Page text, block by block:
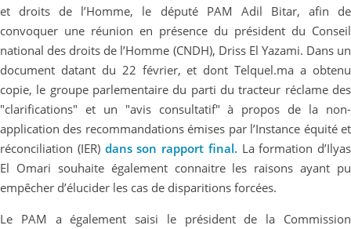
et droits de l’Homme, le député PAM Adil Bitar, afin de
convoquer une réunion en présence du président du Conseil
national des droits de l’Homme (CNDH), Driss El Yazami. Dans un
document datant du 22 février, et dont Telquel.ma a obtenu
copie, le groupe parlementaire du parti du tracteur réclame des
"clarifications" et un "avis consultatif" à propos de la non-
application des recommandations émises par l’Instance équité et
réconciliation (IER) dans son rapport final. La formation d’Ilyas
El Omari souhaite également connaitre les raisons ayant pu
empêcher d’élucider les cas de disparitions forcées.
Le PAM a également saisi le président de la Commission